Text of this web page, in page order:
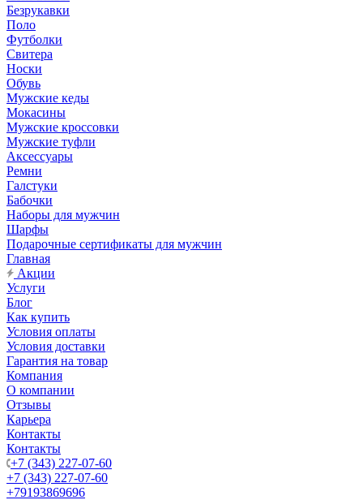
Безрукавки
Поло
Футболки
Свитера
Носки
Обувь
Мужские кеды
Мокасины
Мужские кроссовки
Мужские туфли
Аксессуары
Ремни
Галстуки
Бабочки
Наборы для мужчин
Шарфы
Подарочные сертификаты для мужчин
Главная
Акции
Услуги
Блог
Как купить
Условия оплаты
Условия доставки
Гарантия на товар
Компания
О компании
Отзывы
Карьера
Контакты
Контакты
+7 (343) 227-07-60
+7 (343) 227-07-60
+79193869696